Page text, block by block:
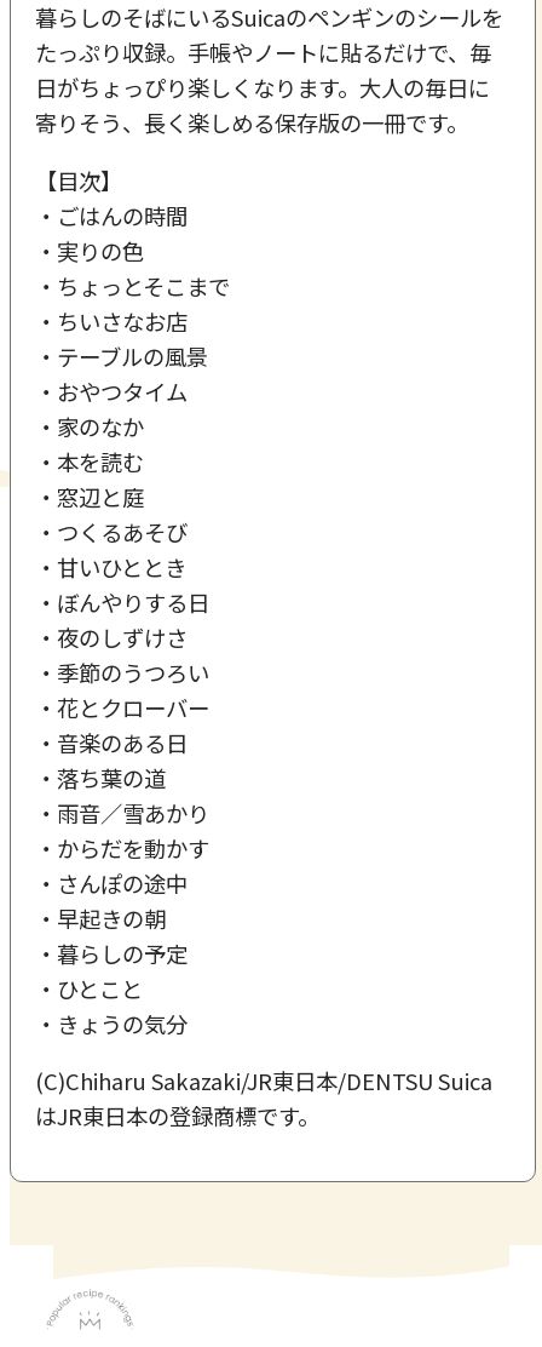
暮らしのそばにいるSuicaのペンギンのシールを
たっぷり収録。手帳やノートに貼るだけで、毎
日がちょっぴり楽しくなります。大人の毎日に
寄りそう、長く楽しめる保存版の一冊です。
【目次】
・ごはんの時間
・実りの色
・ちょっとそこまで
・ちいさなお店
・テーブルの風景
・おやつタイム
・家のなか
・本を読む
・窓辺と庭
・つくるあそび
・甘いひととき
・ぼんやりする日
・夜のしずけさ
・季節のうつろい
・花とクローバー
・音楽のある日
・落ち葉の道
・雨音／雪あかり
・からだを動かす
・さんぽの途中
・早起きの朝
・暮らしの予定
・ひとこと
・きょうの気分
(C)Chiharu Sakazaki/JR東日本/DENTSU Suica
はJR東日本の登録商標です。